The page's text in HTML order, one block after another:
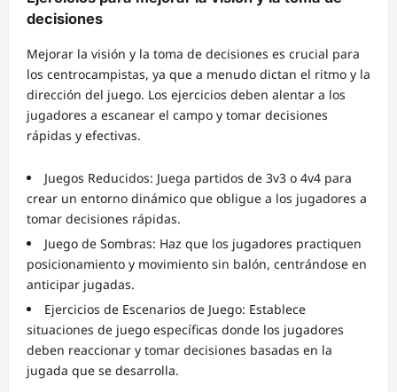
decisiones
Mejorar la visión y la toma de decisiones es crucial para
los centrocampistas, ya que a menudo dictan el ritmo y la
dirección del juego. Los ejercicios deben alentar a los
jugadores a escanear el campo y tomar decisiones
rápidas y efectivas.
Juegos Reducidos: Juega partidos de 3v3 o 4v4 para
crear un entorno dinámico que obligue a los jugadores a
tomar decisiones rápidas.
Juego de Sombras: Haz que los jugadores practiquen
posicionamiento y movimiento sin balón, centrándose en
anticipar jugadas.
Ejercicios de Escenarios de Juego: Establece
situaciones de juego específicas donde los jugadores
deben reaccionar y tomar decisiones basadas en la
jugada que se desarrolla.